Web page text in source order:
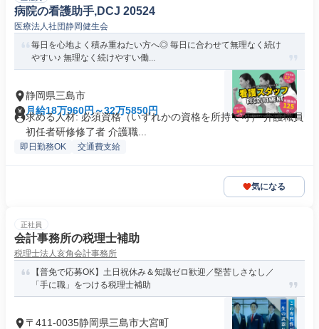
病院の看護助手,DCJ 20524
医療法人社団静岡健生会
毎日を心地よく積み重ねたい方へ◎ 毎日に合わせて無理なく続け
やすい♪ 無理なく続けやすい働...
静岡県三島市
月給18万960円～32万5850円
求める人材: 必須資格（いずれかの資格を所持で可） 介護職員
初任者研修修了者 介護職...
即日勤務OK 交通費支給
気になる
正社員
会計事務所の税理士補助
税理士法人亥角会計事務所
【普免で応募OK】土日祝休み＆知識ゼロ歓迎／堅苦しさなし／
「手に職」をつける税理士補助
〒411-0035静岡県三島市大宮町